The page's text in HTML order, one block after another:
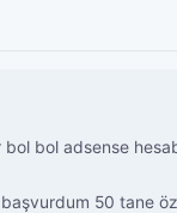
bol adsense
50 tane